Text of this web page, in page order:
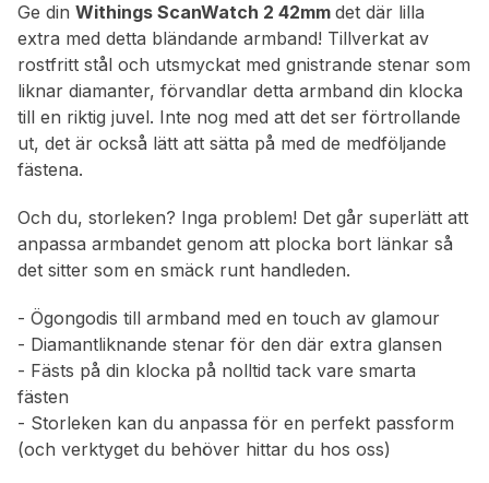
Ge din Withings ScanWatch 2 42mm det där lilla
extra med detta bländande armband! Tillverkat av
rostfritt stål och utsmyckat med gnistrande stenar som
liknar diamanter, förvandlar detta armband din klocka
till en riktig juvel. Inte nog med att det ser förtrollande
ut, det är också lätt att sätta på med de medföljande
fästena.
Och du, storleken? Inga problem! Det går superlätt att
anpassa armbandet genom att plocka bort länkar så
det sitter som en smäck runt handleden.
- Ögongodis till armband med en touch av glamour
- Diamantliknande stenar för den där extra glansen
- Fästs på din klocka på nolltid tack vare smarta
fästen
- Storleken kan du anpassa för en perfekt passform
(och verktyget du behöver hittar du hos oss)